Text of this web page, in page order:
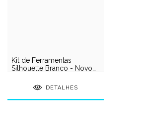
Kit de Ferramentas
Silhouette Branco - Novo
DETALHES